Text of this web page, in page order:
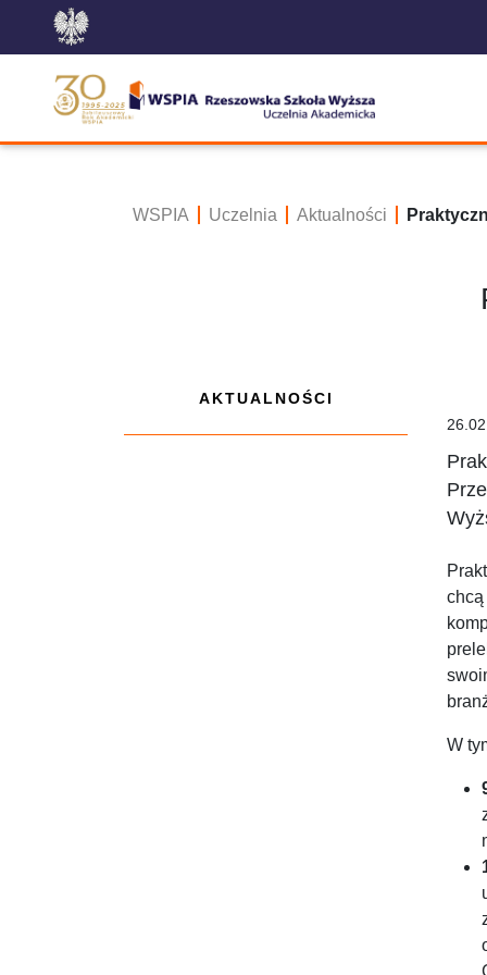
WSPIA Uczelnia Aktualności
AKTUALNOŚCI
W